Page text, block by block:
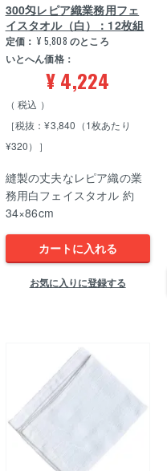
300匁レピア織業務用フェ
イスタオル（白）：12枚組
定価： ¥ 5,808 のところ
いとへん価格：
¥4,224
税込
［税抜：¥3,840（1枚あたり
¥320）］
縫製の丈夫なレピア織の業
務用白フェイスタオル 約
34×86cm
カートに入れる
お気に入りに登録する